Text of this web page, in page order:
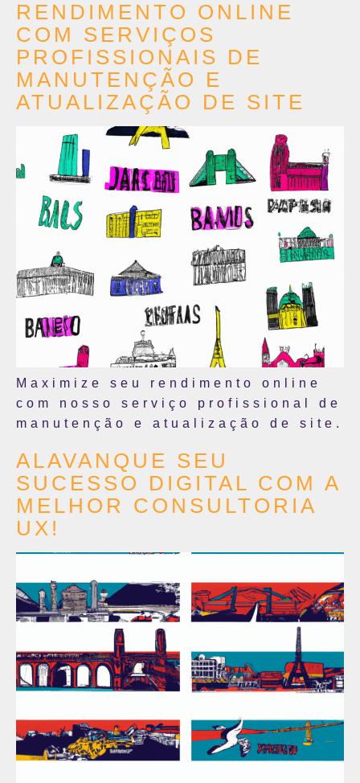
RENDIMENTO ONLINE
COM SERVIÇOS
PROFISSIONAIS DE
MANUTENÇÃO E
ATUALIZAÇÃO DE SITE
Maximize seu rendimento online
com nosso serviço profissional de
manutenção e atualização de site.
ALAVANQUE SEU
SUCESSO DIGITAL COM A
MELHOR CONSULTORIA
UX!